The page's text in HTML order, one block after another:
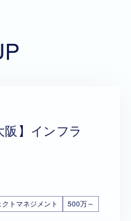
】インフラ
トマネジメント 500万～